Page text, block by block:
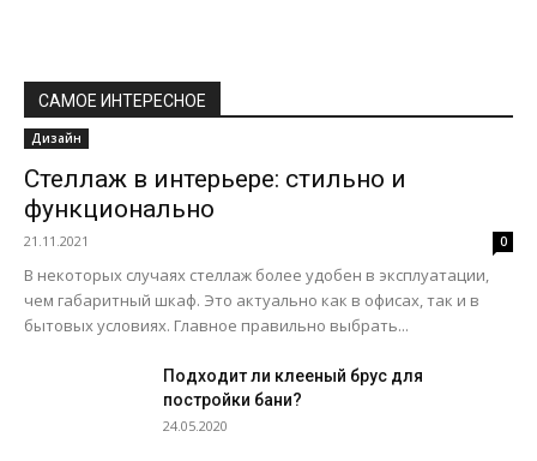
САМОЕ ИНТЕРЕСНОЕ
Дизайн
Стеллаж в интерьере: стильно и
функционально
21.11.2021 0
В некоторых случаях стеллаж более удобен в эксплуатации,
чем габаритный шкаф. Это актуально как в офисах, так и в
бытовых условиях. Главное правильно выбрать...
Подходит ли клееный брус для
постройки бани?
24.05.2020